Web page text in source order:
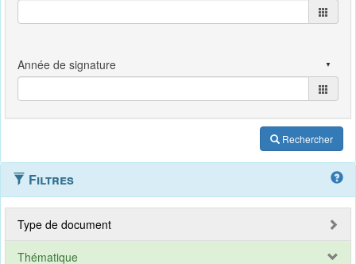
Rechercher
Filtres
Type de document
Thématique